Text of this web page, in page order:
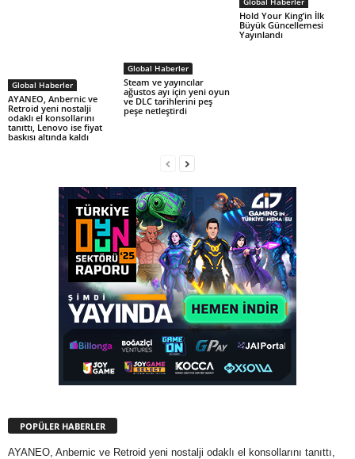
Global Haberler
AYANEO, Anbernic ve
Retroid yeni nostalji
odaklı el konsollarını
tanıttı, Lenovo ise fiyat
baskısı altında kaldı
Global Haberler
Steam ve yayıncılar
ağustos ayı için yeni oyun
ve DLC tarihlerini peş
peşe netleştirdi
Hold Your King’in İlk
Büyük Güncellemesi
Yayınlandı
POPÜLER HABERLER
AYANEO, Anbernic ve Retroid yeni nostalji odaklı el konsollarını tanıttı,